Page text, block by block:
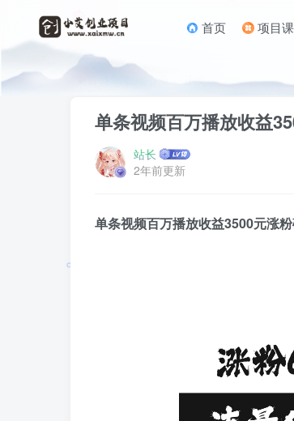
首页 项目
首页 私域引流 正文
单条视频百万播放收益
站长
2年前更新
单条视频百万播放收益3500元涨